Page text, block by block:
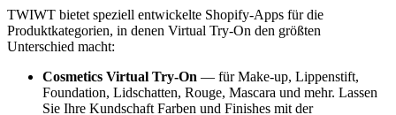
TWIWT bietet speziell entwickelte Shopify-Apps für die
Produktkategorien, in denen Virtual Try-On den größten
Unterschied macht:
Cosmetics Virtual Try-On — für Make-up, Lippenstift,
Foundation, Lidschatten, Rouge, Mascara und mehr. Lassen
Sie Ihre Kundschaft Farben und Finishes mit der